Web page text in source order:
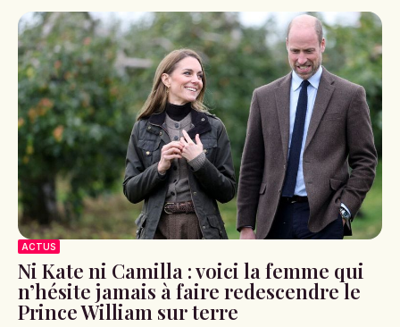
ACTUS
Ni Kate ni Camilla : voici la femme qui
n’hésite jamais à faire redescendre le
Prince William sur terre